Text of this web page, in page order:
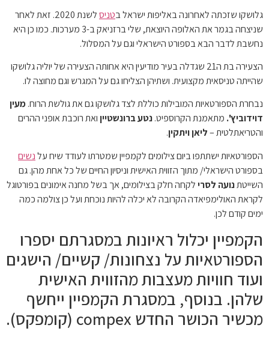
גלושקו שזכתה לאחרונה באליפות ישראל בטניס
לשנת 2020. זאת לאחר
שניצחה בגמר את האלופה היוצאת, שלי ברזניאק ב-3 מערכות. כמו כן היא
נחשבת לדבר הבא בספורט הישראלי וגם על המסלול.
הצעירה בת ה21 שגדלה בעיר מודיעין היא אחותה הצעירה של יוליה גלושקו
שהייתה טניסאית מקצועית. ושתיהן הצליחו גם על המגרש וגם מחוצה לו.
נבחרת הספורטאיות המובילות כוללת לצד גלושקו גם את גולשת הרוח.מעין
דוידוביץ'. מתאמנת הקרוספיט.נטע ברונשטייןואת רוכבת אופני ההרים
והטריאתלטית –ליאן ויתקין.
הספורטאיות ישתתפו ביום צילומים לקמפיין שמטרתו לעודד שיח עלנשים
בספורט הישראלי/ מתוך הזווית האישית וניסיון החיים של כל אחת מהן. גם
השייטתנועה לסרילקחה חלק בצילומים, אך בשל מחנה אימונים בפורטוגל
לקראת האולימפיאדה הקרובה לא יכלה להיות נוכחת ועל כן צולמה כמה
ימים קודם לכן.
הקמפיין יכלול ראיונות במסגרתם יספרו
הספורטאיות על נצחונות/ קשיים/ הישגים
ועוד חוויות מעצבות מהזווית האישית
שלהן. בנוסף, במסגרת הקמפיין ייחשף
מכשיר הכושר החדש compex (קומפקס).